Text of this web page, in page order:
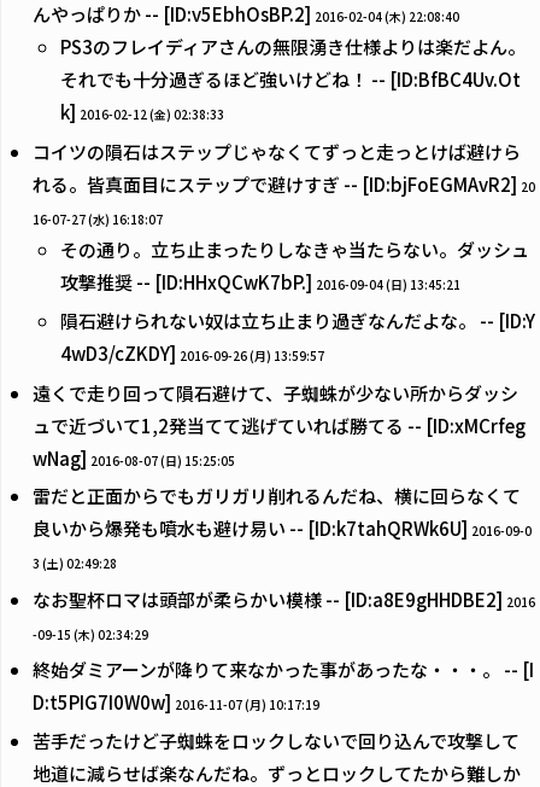
んやっぱりか -- [ID:v5EbhOsBP.2] 2016-02-04 (木) 22:08:40
PS3のフレイディアさんの無限湧き仕様よりは楽だよん。
それでも十分過ぎるほど強いけどね！ -- [ID:BfBC4Uv.Ot
k] 2016-02-12 (金) 02:38:33
コイツの隕石はステップじゃなくてずっと走っとけば避けら
れる。皆真面目にステップで避けすぎ -- [ID:bjFoEGMAvR2] 20
16-07-27 (水) 16:18:07
その通り。立ち止まったりしなきゃ当たらない。ダッシュ
攻撃推奨 -- [ID:HHxQCwK7bP.] 2016-09-04 (日) 13:45:21
隕石避けられない奴は立ち止まり過ぎなんだよな。 -- [ID:Y
4wD3/cZKDY] 2016-09-26 (月) 13:59:57
遠くで走り回って隕石避けて、子蜘蛛が少ない所からダッシ
ュで近づいて1,2発当てて逃げていれば勝てる -- [ID:xMCrfeg
wNag] 2016-08-07 (日) 15:25:05
雷だと正面からでもガリガリ削れるんだね、横に回らなくて
良いから爆発も噴水も避け易い -- [ID:k7tahQRWk6U] 2016-09-0
3 (土) 02:49:28
なお聖杯ロマは頭部が柔らかい模様 -- [ID:a8E9gHHDBE2] 2016
-09-15 (木) 02:34:29
終始ダミアーンが降りて来なかった事があったな・・・。 -- [I
D:t5PIG7I0W0w] 2016-11-07 (月) 10:17:19
苦手だったけど子蜘蛛をロックしないで回り込んで攻撃して
地道に減らせば楽なんだね。ずっとロックしてたから難しか